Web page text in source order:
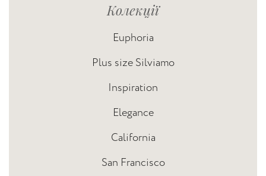
Колекції
Euphoria
Plus size Silviamo
Inspiration
Elegance
California
San Francisco